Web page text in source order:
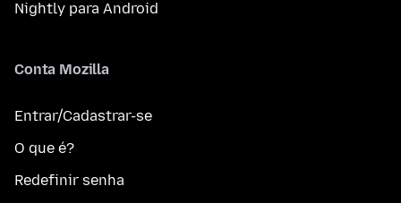
Nightly para Android
Conta Mozilla
Entrar/Cadastrar-se
O que é?
Redefinir senha